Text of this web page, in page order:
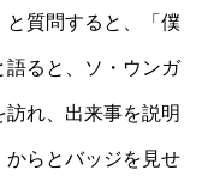
と質問すると、「僕
語ると、ソ・ウンガ
れ、出来事を説明
からとバッジを見せ